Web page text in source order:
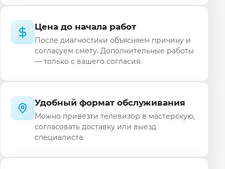
Цена до начала работ
После диагностики объясняем причину и
согласуем смету. Дополнительные работы
— только с вашего согласия.
Удобный формат обслуживания
Можно привезти телевизор в мастерскую,
согласовать доставку или выезд
специалиста.